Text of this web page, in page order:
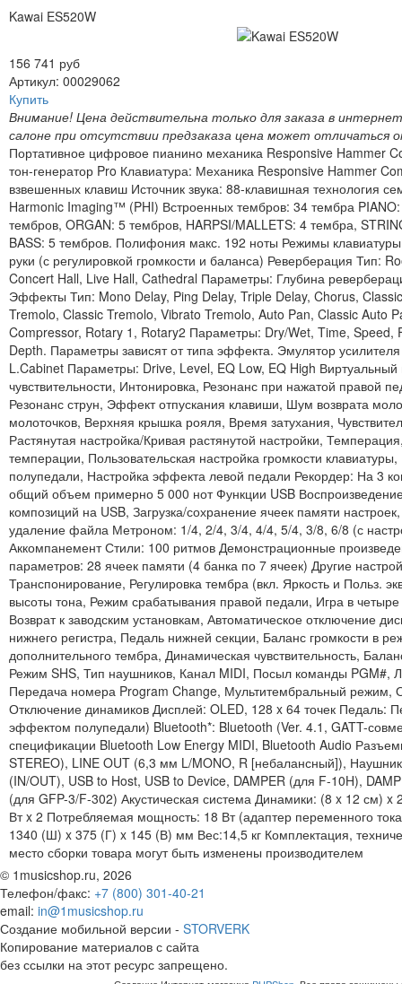
Kawai ES520W
156 741 руб
Артикул: 00029062
Купить
Внимание! Цена действительна только для заказа в
салоне при отсутствии предзаказа цена может отличаться
Портативное цифровое пианино механика Responsive Hammer
тон-генератор Pro Клавиатура: Механика Responsive Hammer
взвешенных клавиш Источник звука: 88-клавишная технология
Harmonic Imaging™ (PHI) Встроенных тембров: 34 тембра
тембров, ORGAN: 5 тембров, HARPSI/MALLETS: 4 тембра,
BASS: 5 тембров. Полифония макс. 192 ноты Режимы
руки (с регулировкой громкости и баланса) Реверберация Тип:
Concert Hall, Live Hall, Cathedral Параметры: Глубина
Эффекты Тип: Mono Delay, Ping Delay, Triple Delay, Chorus,
Tremolo, Classic Tremolo, Vibrato Tremolo, Auto Pan, Classic Auto
Compressor, Rotary 1, Rotary2 Параметры: Dry/Wet, Time, Speed,
Depth. Параметры зависят от типа эффекта. Эмулятор
L.Cabinet Параметры: Drive, Level, EQ Low, EQ High
чувствительности, Интонировка, Резонанс при нажатой правой
Резонанс струн, Эффект отпускания клавиши, Шум возврата
молоточков, Верхняя крышка рояля, Время затухания,
Растянутая настройка/Кривая растянутой настройки,
темперации, Пользовательская настройка громкости
полупедали, Настройка эффекта левой педали Рекордер: На 3
общий объем примерно 5 000 нот Функции USB
композиций на USB, Загрузка/сохранение ячеек памяти
удаление файла Метроном: 1/4, 2/4, 3/4, 4/4, 5/4, 3/8, 6/8 (с
Аккомпанемент Стили: 100 ритмов Демонстрационные
параметров: 28 ячеек памяти (4 банка по 7 ячеек) Другие
Транспонирование, Регулировка тембра (вкл. Яркость и Польз.
высоты тона, Режим срабатывания правой педали, Игра в четыре
Возврат к заводским установкам, Автоматическое отключение
нижнего регистра, Педаль нижней секции, Баланс громкости в
дополнительного тембра, Динамическая чувствительность,
Режим SHS, Тип наушников, Канал MIDI, Посыл команды PGM#,
Передача номера Program Change, Мультитембральный режим,
Отключение динамиков Дисплей: OLED, 128 x 64 точек Педаль:
эффектом полупедали) Bluetooth*: Bluetooth (Ver. 4.1, GATT-
спецификации Bluetooth Low Energy MIDI, Bluetooth Audio
STEREO), LINE OUT (6,3 мм L/MONO, R [небалансный]),
(IN/OUT), USB to Host, USB to Device, DAMPER (для F-10H),
(для GFP-3/F-302) Акустическая система Динамики: (8 x 12 см)
Вт x 2 Потребляемая мощность: 18 Вт (адаптер переменного
1340 (Ш) x 375 (Г) x 145 (В) мм Вес:14,5 кг Комплектация,
место сборки товара могут быть изменены производителем
© 1musicshop.ru, 2026
Телефон/факс: +7 (800) 301-40-21
email: in@1musicshop.ru
Создание мобильной версии - STORVERK
Копирование материалов с сайта
без ссылки на этот ресурс запрещено.